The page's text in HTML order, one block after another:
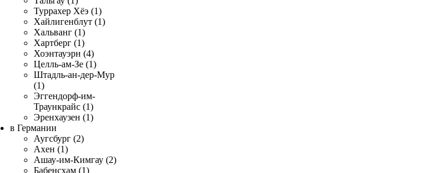
Туррахер Хёэ (1)
Хайлигенблут (1)
Хальванг (1)
Хартберг (1)
Хоэнтауэрн (4)
Целль-ам-Зе (1)
Штадль-ан-дер-Мур
(1)
Эггендорф-им-
Траункрайс (1)
Эренхаузен (1)
в Германии
Аугсбург (2)
Ахен (1)
Ашау-им-Кимгау (2)
Бабенсхам (1)